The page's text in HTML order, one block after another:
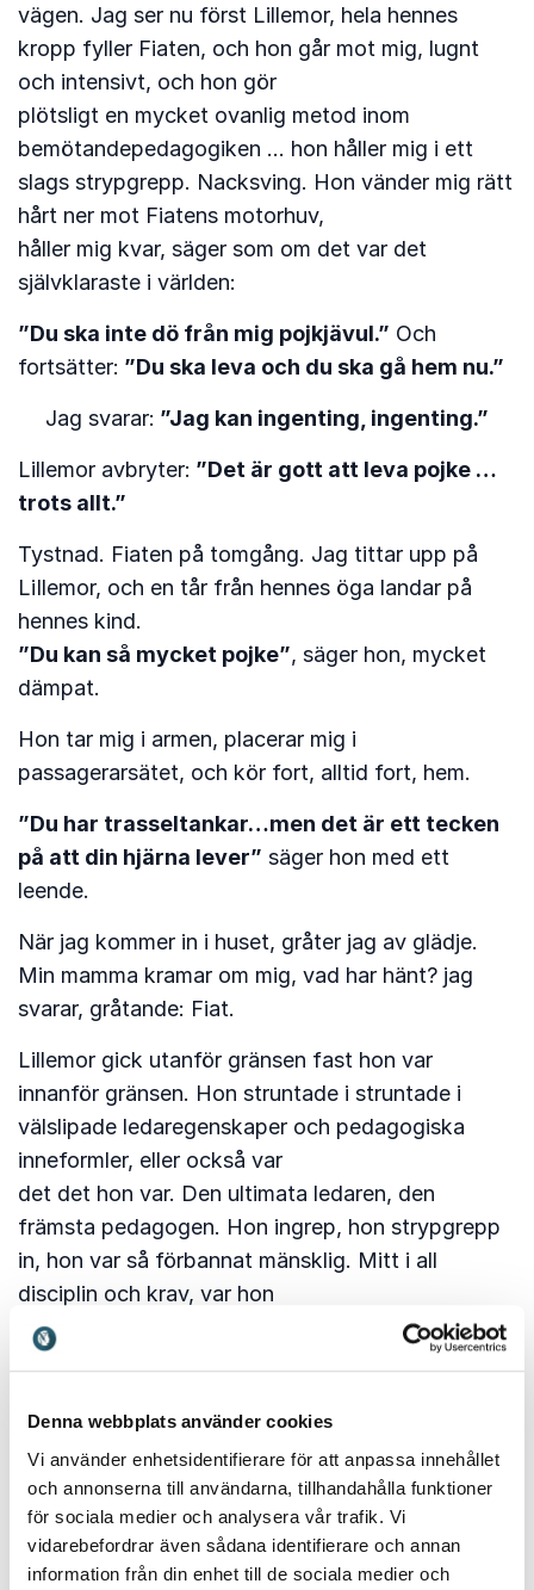
Denna webbplats använder cookies
Vi använder enhetsidentifierare för att anpassa innehållet
och annonserna till användarna, tillhandahålla funktioner
för sociala medier och analysera vår trafik. Vi
vidarebefordrar även sådana identifierare och annan
information från din enhet till de sociala medier och
vägen. Jag ser nu först Lillemor, hela hennes
kropp fyller Fiaten, och hon går mot mig, lugnt
och intensivt, och hon gör
plötsligt en mycket ovanlig metod inom
bemötandepedagogiken … hon håller mig i ett
slags strypgrepp. Nacksving. Hon vänder mig rätt
hårt ner mot Fiatens motorhuv,
håller mig kvar, säger som om det var det
självklaraste i världen:
”Du ska inte dö från mig pojkjävul.” Och
fortsätter: ”Du ska leva och du ska gå hem nu.”
Jag svarar: ”Jag kan ingenting, ingenting.”
Lillemor avbryter: ”Det är gott att leva pojke …
trots allt.”
Tystnad. Fiaten på tomgång. Jag tittar upp på
LiIlemor, och en tår från hennes öga landar på
hennes kind.
”Du kan så mycket pojke”, säger hon, mycket
dämpat.
Hon tar mig i armen, placerar mig i
passagerarsätet, och kör fort, alltid fort, hem.
”Du har trasseltankar…men det är ett tecken
på att din hjärna lever” säger hon med ett
leende.
När jag kommer in i huset, gråter jag av glädje.
Min mamma kramar om mig, vad har hänt? jag
svarar, gråtande: Fiat.
Lillemor gick utanför gränsen fast hon var
innanför gränsen. Hon struntade i struntade i
välslipade ledaregenskaper och pedagogiska
inneformler, eller också var
det det hon var. Den ultimata ledaren, den
främsta pedagogen. Hon ingrep, hon strypgrepp
in, hon var så förbannat mänsklig. Mitt i all
disciplin och krav, var hon
ödmjuk och farlig. Hon vågade tro på sin egen
intuition som bestod av kunskap och onormalt
stördhet vinner över alla
trender och slitna seminarklyschor.
”Jag vill ge insidertips från en outsider.”
IStörd.